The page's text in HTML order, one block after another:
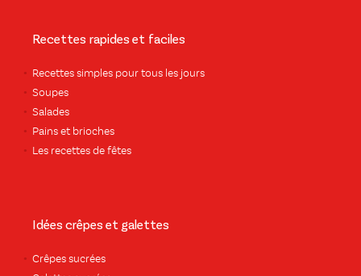
Recettes rapides et faciles
Recettes simples pour tous les jours
Soupes
Salades
Pains et brioches
Les recettes de fêtes
Idées crêpes et galettes
Crêpes sucrées